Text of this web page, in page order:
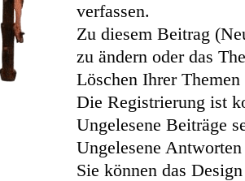
verfassen.
Zu diesem Beitrag
zu ändern oder das
Löschen Ihrer
Die Registrierung ist
Ungelesene Beiträge
Ungelesene
Sie können das